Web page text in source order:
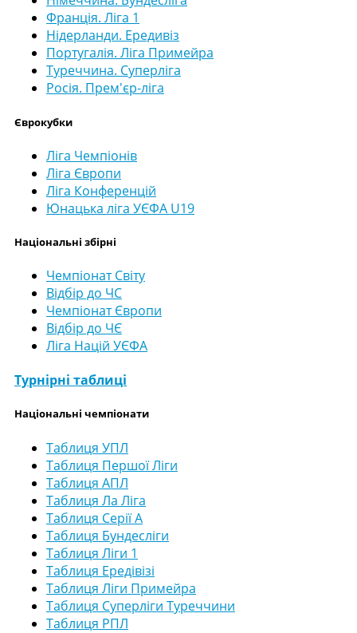
Франція. Ліга 1
Нідерланди. Ередивіз
Португалія. Ліга Примейра
Туреччина. Суперліга
Росія. Прем'єр-ліга
Єврокубки
Ліга Чемпіонів
Ліга Європи
Ліга Конференцій
Юнацька ліга УЄФА U19
Національні збірні
Чемпіонат Світу
Відбір до ЧС
Чемпіонат Європи
Відбір до ЧЄ
Ліга Націй УЄФА
Турнірні таблиці
Національні чемпіонати
Таблиця УПЛ
Таблиця Першої Ліги
Таблиця АПЛ
Таблиця Ла Ліга
Таблиця Серії А
Таблиця Бундесліги
Таблиця Ліги 1
Таблиця Ередівізі
Таблиця Ліги Примейра
Таблиця Суперліги Туреччини
Таблиця РПЛ